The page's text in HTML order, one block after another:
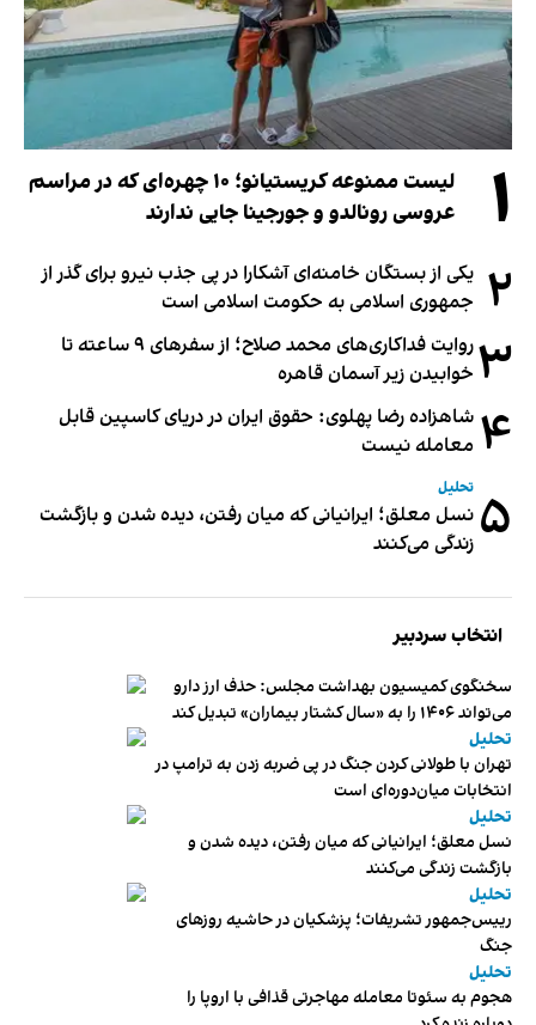
۱
لیست ممنوعه کریستیانو؛ ۱۰ چهره‌ای که در مراسم
عروسی رونالدو و جورجینا جایی ندارند
۲ یکی از بستگان خامنه‌ای آشکارا در پی جذب نیرو برای گذر از
جمهوری اسلامی به حکومت اسلامی است
۳
روایت فداکاری‌های محمد صلاح؛ از سفرهای ۹ ساعته تا
خوابیدن زیر آسمان قاهره
۴ شاهزاده رضا پهلوی: حقوق ایران در دریای کاسپین قابل
معامله نیست
۵ تحلیل
نسل معلق؛ ایرانیانی که میان رفتن، دیده شدن و بازگشت
زندگی می‌کنند
انتخاب سردبیر
سخنگوی کمیسیون بهداشت مجلس: حذف ارز دارو
می‌تواند ۱۴۰۶ را به «سال کشتار بیماران» تبدیل کند
تحلیل
تهران با طولانی کردن جنگ در پی ضربه زدن به ترامپ در
انتخابات میان‌دوره‌ای است
تحلیل
نسل معلق؛ ایرانیانی که میان رفتن، دیده شدن و
بازگشت زندگی می‌کنند
تحلیل
رییس‌جمهور تشریفات؛ پزشکیان در حاشیه روزهای
جنگ
تحلیل
هجوم به سئوتا معامله مهاجرتی قذافی با اروپا را